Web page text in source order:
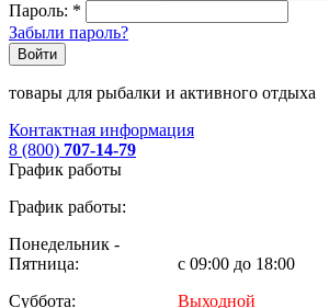
Пароль: *
Забыли пароль?
Войти
товары для рыбалки и активного отдыха
Контактная информация
8 (800) 707-14-79
График работы
График работы:
Понедельник -
Пятница:
с 09:00 до 18:00
Суббота:
Выходной